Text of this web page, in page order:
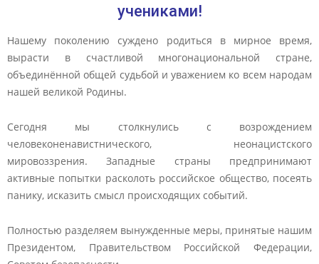
учениками!
Нашему поколению суждено родиться в мирное время,
вырасти в счастливой многонациональной стране,
объединённой общей судьбой и уважением ко всем народам
нашей великой Родины.
Сегодня мы столкнулись с возрождением
человеконенавистнического, неонацистского
мировоззрения. Западные страны предпринимают
активные попытки расколоть российское общество, посеять
панику, исказить смысл происходящих событий.
Полностью разделяем вынужденные меры, принятые нашим
Президентом, Правительством Российской Федерации,